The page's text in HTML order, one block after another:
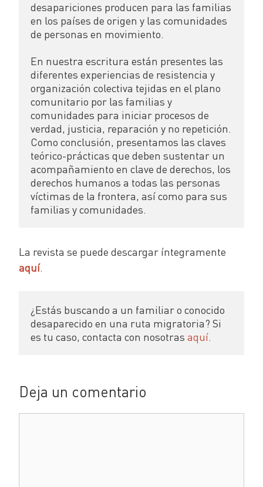
desapariciones producen para las familias
en los países de origen y las comunidades
de personas en movimiento.
En nuestra escritura están presentes las
diferentes experiencias de resistencia y
organización colectiva tejidas en el plano
comunitario por las familias y
comunidades para iniciar procesos de
verdad, justicia, reparación y no repetición.
Como conclusión, presentamos las claves
teórico-prácticas que deben sustentar un
acompañamiento en clave de derechos, los
derechos humanos a todas las personas
víctimas de la frontera, así como para sus
familias y comunidades.
La revista se puede descargar íntegramente
aquí.
¿Estás buscando a un familiar o conocido
desaparecido en una ruta migratoria? Si
es tu caso, contacta con nosotras aquí
Deja un comentario